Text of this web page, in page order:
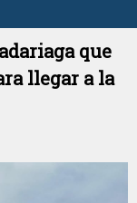
que
llegar a la